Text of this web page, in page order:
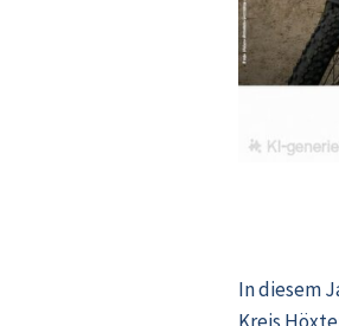
In diesem